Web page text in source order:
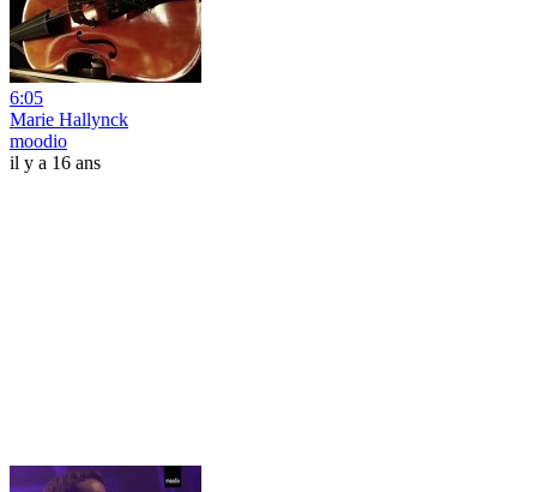
6:05
Marie Hallynck
moodio
il y a 16 ans